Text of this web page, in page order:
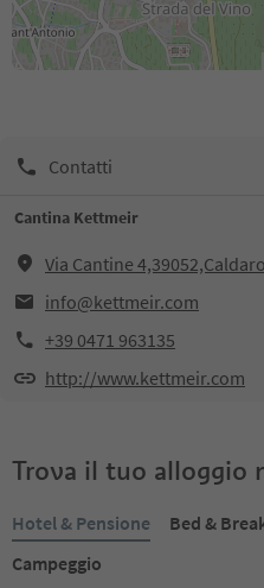
Contatti
Cantina Kettmeir
Via Cantine 4,39052,Caldaro
info@kettmeir.com
+39 0471 963135
http://www.kettmeir.com
Trova il tuo alloggio
Hotel & Pensione Bed &
Campeggio